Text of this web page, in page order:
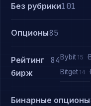
Без рубрики101
Опционы85
Рейтинг
бирж
84 Bybit 15
Bitget 14
Бинарные опционы